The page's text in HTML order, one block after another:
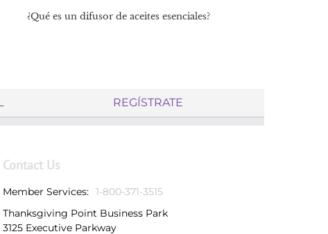
¿Qué es un difusor de aceites esenciales?
REGÍSTRATE
Contact Us
Member Services: 1-800-371-3515
Thanksgiving Point Business Park
3125 Executive Parkway